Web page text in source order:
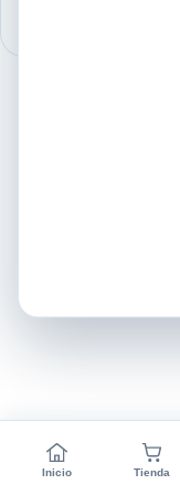
Inicio Tienda